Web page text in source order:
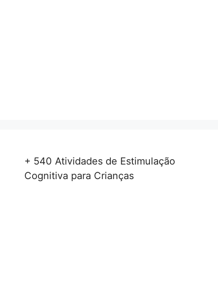
+ 540 Atividades de Estimulação
Cognitiva para Crianças